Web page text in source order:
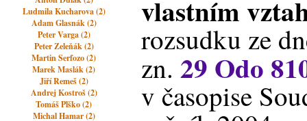
Ludmila Kucharova (2)
Adam Glasnák (2)
Peter Varga (2)
Peter Zeleňák (2)
Martin Serfozo (2)
Marek Maslák (2)
Jiří Remeš (2)
Andrej Kostroš (2)
Tomáš Plško (2)
Michal Hamar (2)
vlastním
rozsudku ze
zn.29 Odo
v časopise